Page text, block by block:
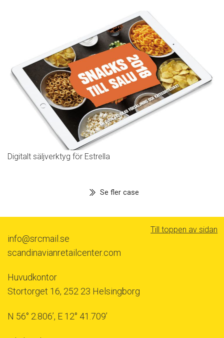
Digitalt säljverktyg för Estrella
Se fler case
info@srcmail.se
scandinavianretailcenter.com
Huvudkontor
Stortorget 16, 252 23 Helsingborg
N 56° 2.806’, E 12° 41.709’
Till toppen av sidan